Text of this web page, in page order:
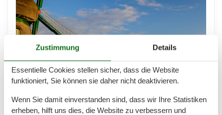
Ferienwohnungen Nieby
Erleben Sie einen naturverbundenen Ostseeurlaub in
Nieby Wie von vielen anderen Ferienorten an der
Zustimmung Details
Essentielle Cookies stellen sicher, dass die Website
funktioniert, Sie können sie daher nicht deaktivieren.
Wenn Sie damit einverstanden sind, dass wir Ihre Statistiken
erheben, hilft uns dies, die Website zu verbessern und